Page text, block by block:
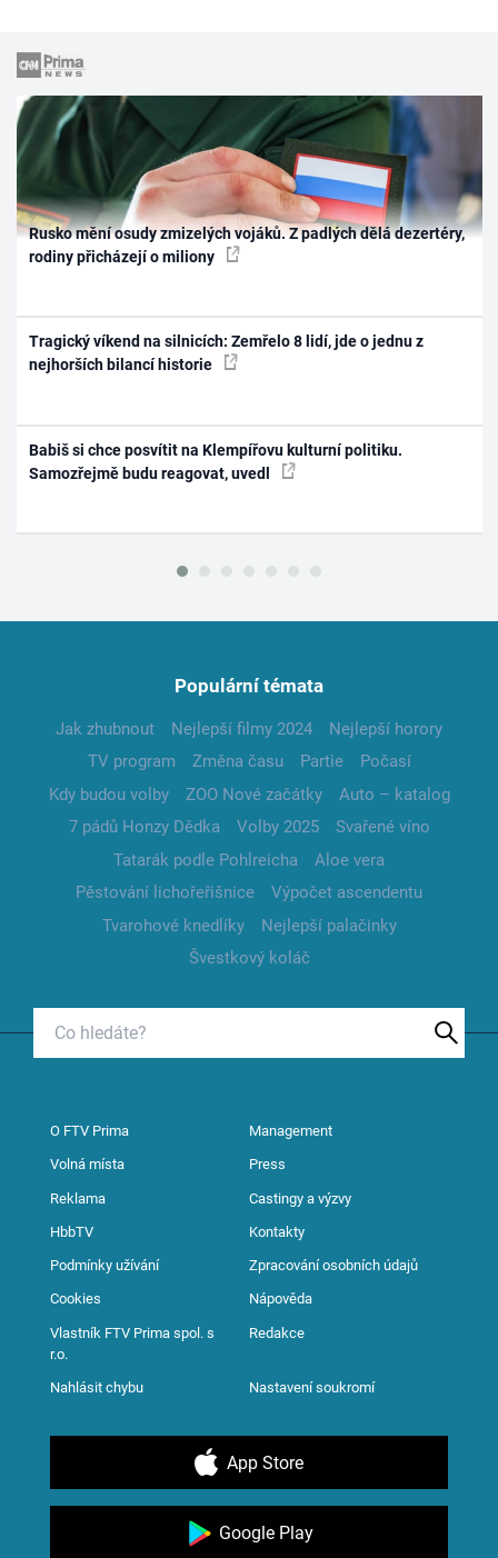
Rusko mění osudy zmizelých vojáků. Z padlých dělá dezertéry,
rodiny přicházejí o miliony
Tragický víkend na silnicích: Zemřelo 8 lidí, jde o jednu z
nejhorších bilancí historie
Babiš si chce posvítit na Klempířovu kulturní politiku.
Samozřejmě budu reagovat, uvedl
Populární témata
Jak zhubnout Nejlepší filmy 2024
Nejlepší horory
TV program
Změna času Partie
Počasí
Kdy budou volby
ZOO Nové začátky
Auto – katalog
7 pádů Honzy Dědka
Volby 2025
Svařené víno
Tatarák podle Pohlreicha
Aloe vera
Pěstování lichořeřišnice
Výpočet ascendentu
Tvarohové knedlíky
Nejlepší palačinky
Švestkový koláč
O FTV Prima Management
Volná místa Press
Reklama Castingy a výzvy
HbbTV Kontakty
Podmínky užívání Zpracování osobních údajů
Cookies Nápověda
Vlastník FTV Prima spol. s
r.o.
Redakce
Nahlásit chybu Nastavení soukromí
App Store
Google Play